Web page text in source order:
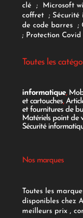
clé
; Microsoft
coffret ; Sécurité
de code barres
;
; Protection Covid
Toutes les
informatique,
et cartouches,
et fournitures de
Matériels point de
Sécurité
Nos marques
Toutes les
disponibles chez
meilleurs prix ,